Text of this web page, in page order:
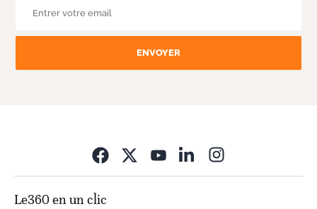
ENVOYER
Le360 en un clic